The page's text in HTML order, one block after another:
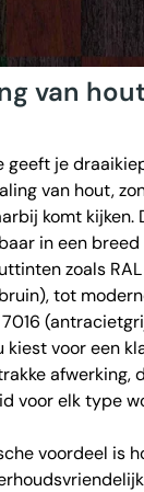
van
geeft je
van hout,
komt kijken.
in een
zoals
tot
7016
kiest voor een
afwerking,
voor elk type
voordeel is